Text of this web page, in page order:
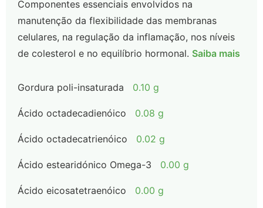
Componentes essenciais envolvidos na
manutenção da flexibilidade das membranas
celulares, na regulação da inflamação, nos níveis
de colesterol e no equilíbrio hormonal. Saiba mais
Gordura poli-insaturada 0.10 g
Ácido octadecadienóico 0.08 g
Ácido octadecatrienóico 0.02 g
Ácido estearidónico Omega-3 0.00 g
Ácido eicosatetraenóico 0.00 g